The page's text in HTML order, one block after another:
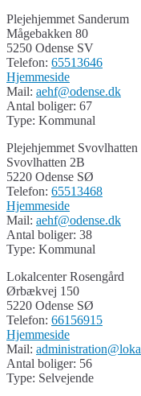
Plejehjemmet Sanderum
Mågebakken 80
5250 Odense SV
Telefon: 65513646
Hjemmeside
Mail: aehf@odense.dk
Antal boliger: 67
Type: Kommunal
Plejehjemmet Svovlhatten
Svovlhatten 2B
5220 Odense SØ
Telefon: 65513468
Hjemmeside
Mail: aehf@odense.dk
Antal boliger: 38
Type: Kommunal
Lokalcenter Rosengård
Ørbækvej 150
5220 Odense SØ
Telefon: 66156915
Hjemmeside
Mail:
Antal boliger: 56
Type: Selvejende